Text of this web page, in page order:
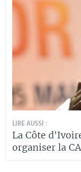
LIRE AUSSI :
La Côte
organiser la